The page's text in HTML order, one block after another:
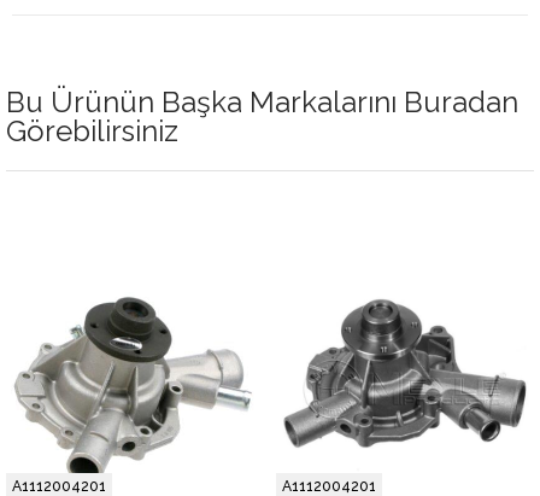
Bu Ürünün Başka Markalarını Buradan
Görebilirsiniz
A1112004201 A1112004201